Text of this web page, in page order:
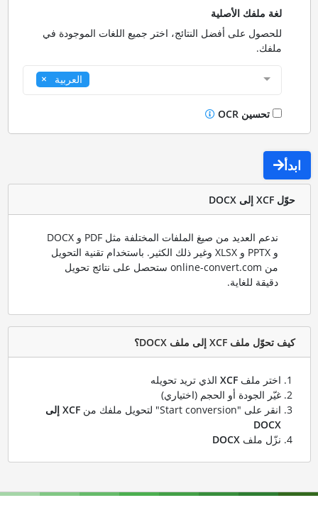
لغة ملفك الأصلية
للحصول على أفضل النتائج، اختر جميع اللغات الموجودة في
ملفك.
العربية
تحسين OCR
ابدأ
حوّل XCF إلى DOCX
ندعم العديد من صيغ الملفات المختلفة مثل PDF و DOCX
و PPTX و XLSX وغير ذلك الكثير. باستخدام تقنية التحويل
من online-convert.com ستحصل على نتائج تحويل
دقيقة للغاية.
كيف تحوّل ملف XCF إلى ملف DOCX؟
اختر ملف XCFالذي تريد تحويله
غيّر الجودة أو الحجم (اختياري)
انقر على "Start conversion" لتحويل ملفك من
XCF إلى
DOCX
نزّل ملف DOCX